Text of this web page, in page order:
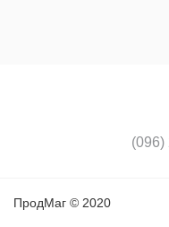
(096)
ПродМаг © 2020